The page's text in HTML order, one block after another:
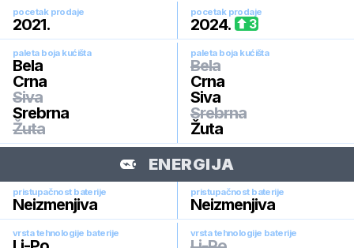
pocetak prodaje
2021.
pocetak prodaje
2024. 3
paleta boja kućišta
Bela
Crna
Siva
Srebrna
Žuta
paleta boja kućišta
Bela
Crna
Siva
Srebrna
Žuta
ENERGIJA
pristupačnost baterije
Neizmenjiva
pristupačnost baterije
Neizmenjiva
vrsta tehnologije baterije vrsta tehnologije baterije